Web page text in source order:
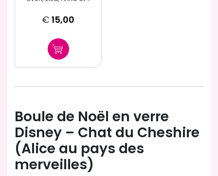
€ 15,00
Boule de Noël en verre
Disney – Chat du Cheshire
(Alice au pays des
merveilles)